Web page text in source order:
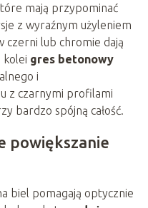
mają przypominać
z wyraźnym użyleniem
czerni lub chromie dają
kolei gres betonowy
i
z czarnymi profilami
bardzo spójną całość.
powiększanie
biel pomagają optycznie